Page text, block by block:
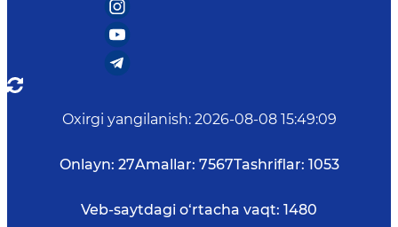
Oxirgi yangilanish: 2026-08-08 15:49:09
Onlayn: 27Amallar: 7567Tashriflar: 1053
Veb-saytdagi o‘rtacha vaqt: 1480